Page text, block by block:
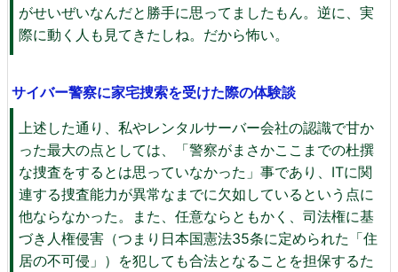
がせいぜいなんだと勝手に思ってましたもん。逆に、実
際に動く人も見てきたしね。だから怖い。
サイバー警察に家宅捜索を受けた際の体験談
上述した通り、私やレンタルサーバー会社の認識で甘か
った最大の点としては、「警察がまさかここまでの杜撰
な捜査をするとは思っていなかった」事であり、ITに関
連する捜査能力が異常なまでに欠如しているという点に
他ならなかった。また、任意ならともかく、司法権に基
づき人権侵害（つまり日本国憲法35条に定められた「住
居の不可侵」）を犯しても合法となることを担保するた